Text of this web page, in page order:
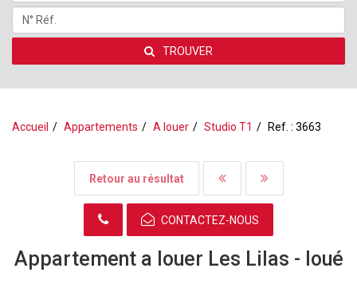
TROUVER
Accueil Appartements A louer Studio T1 Ref. : 3663
Retour au résultat
CONTACTEZ-NOUS
Appartement a louer Les Lilas - loué